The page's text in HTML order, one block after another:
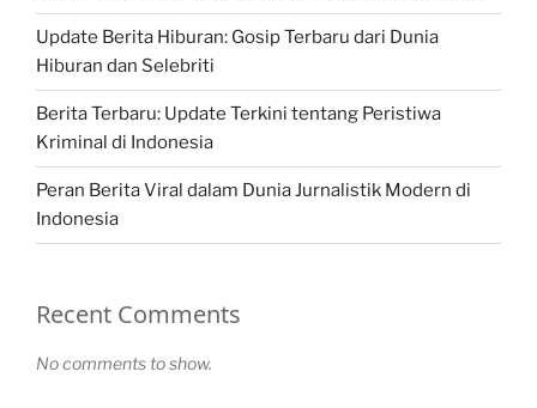
Update Berita Hiburan: Gosip Terbaru dari Dunia
Hiburan dan Selebriti
Berita Terbaru: Update Terkini tentang Peristiwa
Kriminal di Indonesia
Peran Berita Viral dalam Dunia Jurnalistik Modern di
Indonesia
Recent Comments
No comments to show.